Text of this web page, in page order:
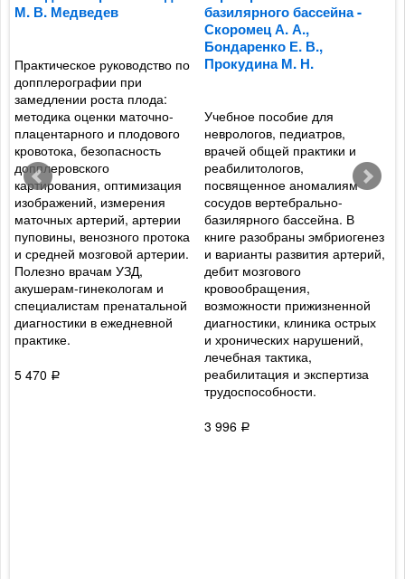
М. В. Медведев
Практическое руководство по
допплерографии при
замедлении роста плода:
методика оценки маточно-
плацентарного и плодового
кровотока, безопасность
допплеровского
картирования, оптимизация
изображений, измерения
маточных артерий, артерии
пуповины, венозного протока
и средней мозговой артерии.
Полезно врачам УЗД,
акушерам-гинекологам и
специалистам пренатальной
диагностики в ежедневной
практике.
5 470 Р
базилярного бассейна -
Скоромец А. А.,
Бондаренко Е. В.,
Прокудина М. Н.
Учебное пособие для
неврологов, педиатров,
врачей общей практики и
реабилитологов,
посвященное аномалиям
сосудов вертебрально-
базилярного бассейна. В
книге разобраны эмбриогенез
и варианты развития артерий,
дебит мозгового
кровообращения,
возможности прижизненной
диагностики, клиника острых
и хронических нарушений,
лечебная тактика,
реабилитация и экспертиза
трудоспособности.
3 996 Р